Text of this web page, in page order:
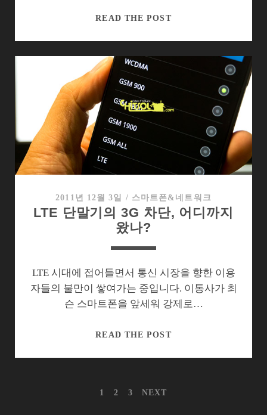
동
차
단
READ THE POSTKT
굴
뛰
뛰
2011년 12월 3일
/ 스마트폰&네트워크
LTE 단말기의 3G 차단, 어디까지
왔나?
LTE 시대에 접어들면서 통신 시장을 향한 이용
자들의 불만이 쌓여가는 중입니다. 이통사가 최
슨 스마트폰을 앞세워 강제로…
READ THE POSTLTE
1 2 3 NEXT